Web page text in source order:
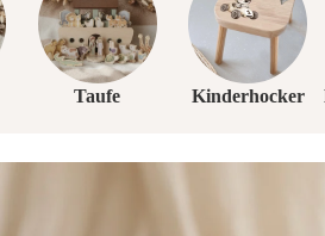
Taufe Kinderhocker